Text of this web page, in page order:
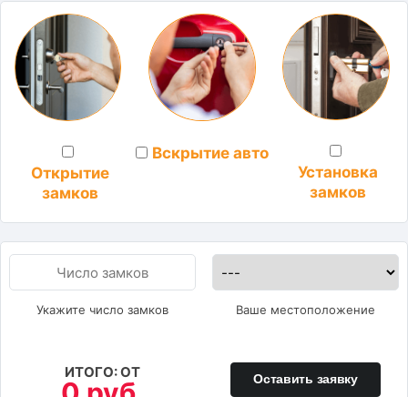
Открытие
замков
Вскрытие авто
Установка
замков
Укажите число замков Ваше местоположение
ИТОГО: ОТ Оставить заявку